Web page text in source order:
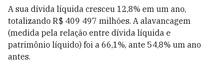
A sua dívida líquida cresceu 12,8% em um ano,
totalizando R$ 409 497 milhões. A alavancagem
(medida pela relação entre dívida líquida e
patrimônio líquido) foi a 66,1%, ante 54,8% um ano
antes.